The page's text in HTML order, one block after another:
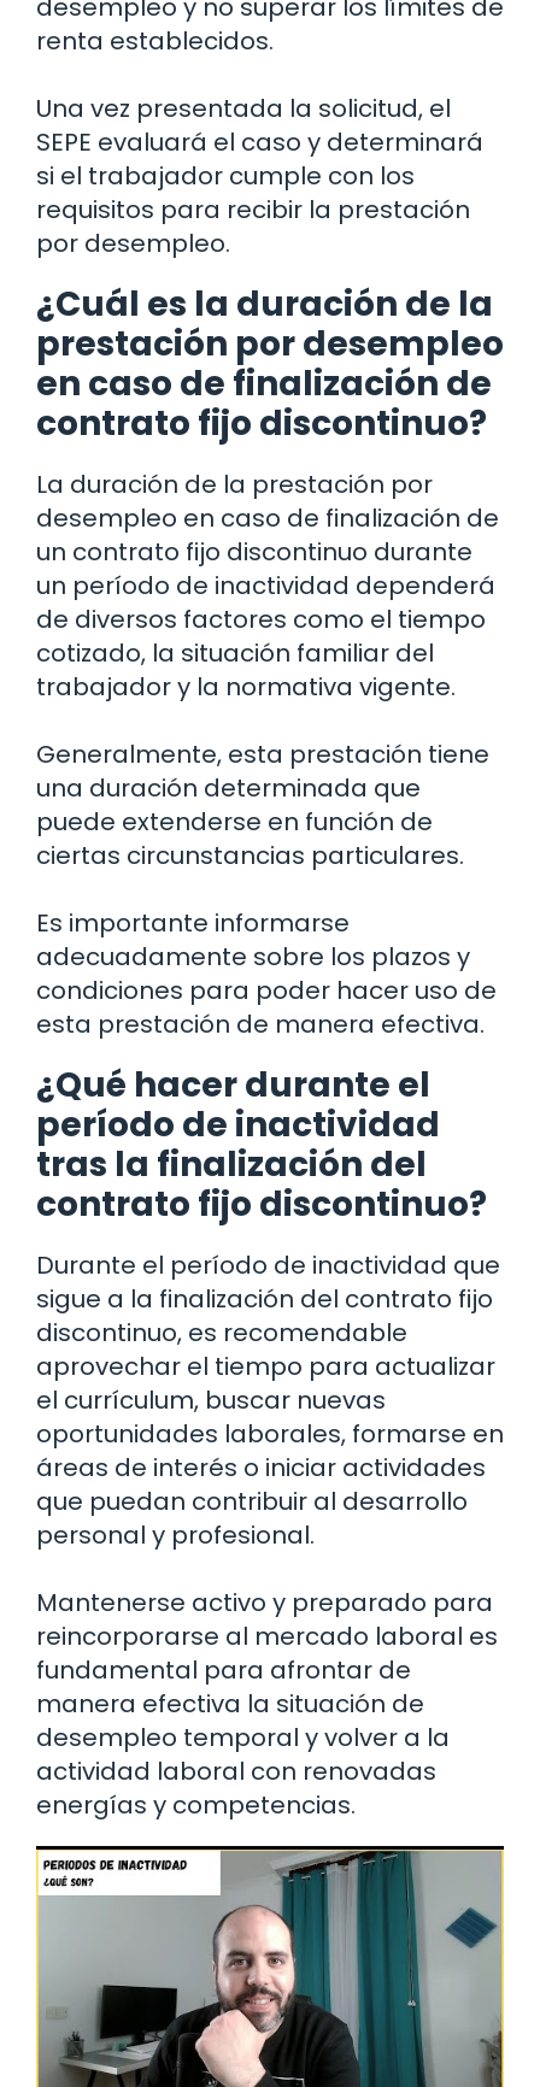
desempleo y no superar los límites de
renta establecidos.
Una vez presentada la solicitud, el
SEPE evaluará el caso y determinará
si el trabajador cumple con los
requisitos para recibir la prestación
por desempleo.
¿Cuál es la duración de la
prestación por desempleo
en caso de finalización de
contrato fijo discontinuo?
La duración de la prestación por
desempleo en caso de finalización de
un contrato fijo discontinuo durante
un período de inactividad dependerá
de diversos factores como el tiempo
cotizado, la situación familiar del
trabajador y la normativa vigente.
Generalmente, esta prestación tiene
una duración determinada que
puede extenderse en función de
ciertas circunstancias particulares.
Es importante informarse
adecuadamente sobre los plazos y
condiciones para poder hacer uso de
esta prestación de manera efectiva.
¿Qué hacer durante el
período de inactividad
tras la finalización del
contrato fijo discontinuo?
Durante el período de inactividad que
sigue a la finalización del contrato fijo
discontinuo, es recomendable
aprovechar el tiempo para actualizar
el currículum, buscar nuevas
oportunidades laborales, formarse en
áreas de interés o iniciar actividades
que puedan contribuir al desarrollo
personal y profesional.
Mantenerse activo y preparado para
reincorporarse al mercado laboral es
fundamental para afrontar de
manera efectiva la situación de
desempleo temporal y volver a la
actividad laboral con renovadas
energías y competencias.